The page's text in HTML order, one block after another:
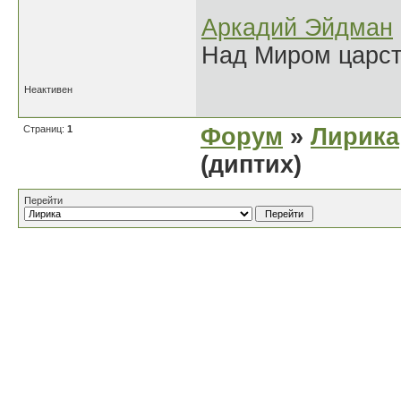
Аркадий Эйдман
Над Миром
Неактивен
Страниц: 1 Форум » Лирика
(диптих)
Перейти